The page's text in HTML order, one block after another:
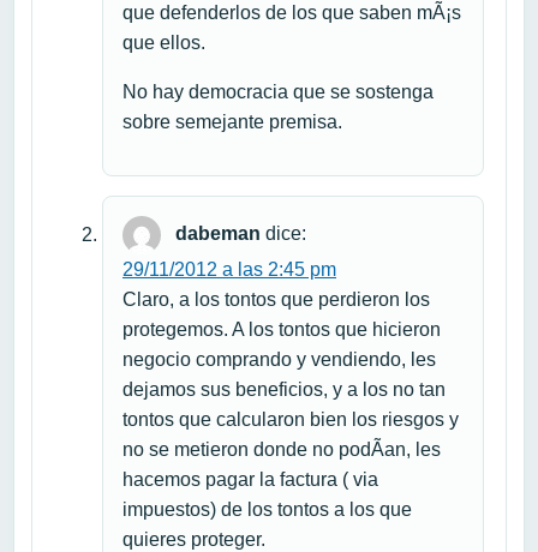
que defenderlos de los que saben mÃ¡s
que ellos.
No hay democracia que se sostenga
sobre semejante premisa.
dabeman dice:
29/11/2012 a las 2:45 pm
Claro, a los tontos que perdieron los
protegemos. A los tontos que hicieron
negocio comprando y vendiendo, les
dejamos sus beneficios, y a los no tan
tontos que calcularon bien los riesgos y
no se metieron donde no podÃ­an, les
hacemos pagar la factura ( via
impuestos) de los tontos a los que
quieres proteger.